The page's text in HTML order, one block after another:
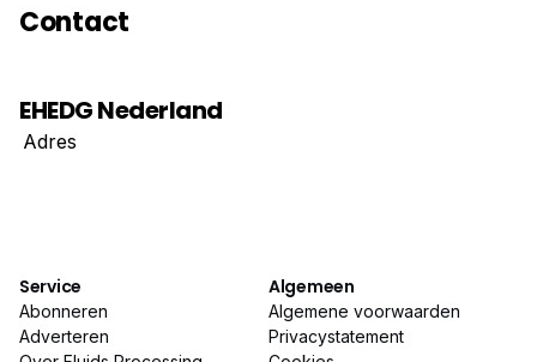
Contact
EHEDG Nederland
Adres
Service
Abonneren
Adverteren
Algemeen
Algemene voorwaarden
Privacystatement